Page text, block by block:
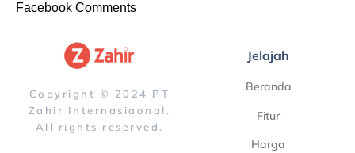
Facebook Comments
Copyright © 2024 PT
Zahir Internasiaonal.
All rights reserved.
Jelajah
Beranda
Fitur
Harga